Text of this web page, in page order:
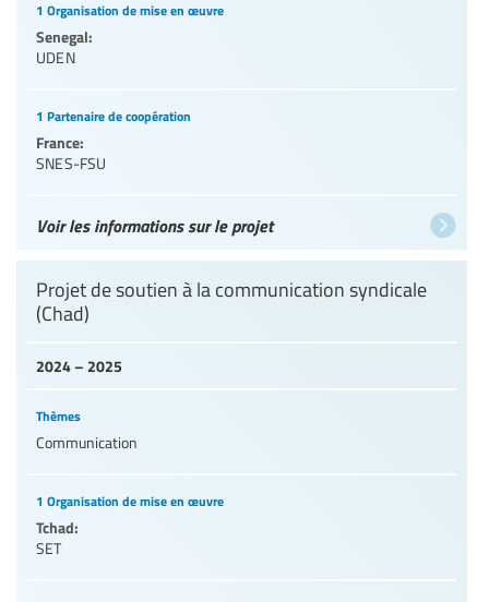
1 Organisation de mise en œuvre
Senegal:
UDEN
1 Partenaire de coopération
France:
SNES-FSU
Voir les informations sur le projet
2024 – 2025
Projet de soutien à la communication syndicale
(Chad)
Thèmes
Communication
1 Organisation de mise en œuvre
Tchad:
SET